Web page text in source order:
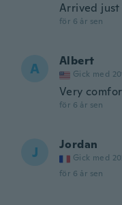
Arrived
för 6 år sen
A Albert
Gick med
Very
för 6 år sen
J Jordan
Gick med
för 6 år sen